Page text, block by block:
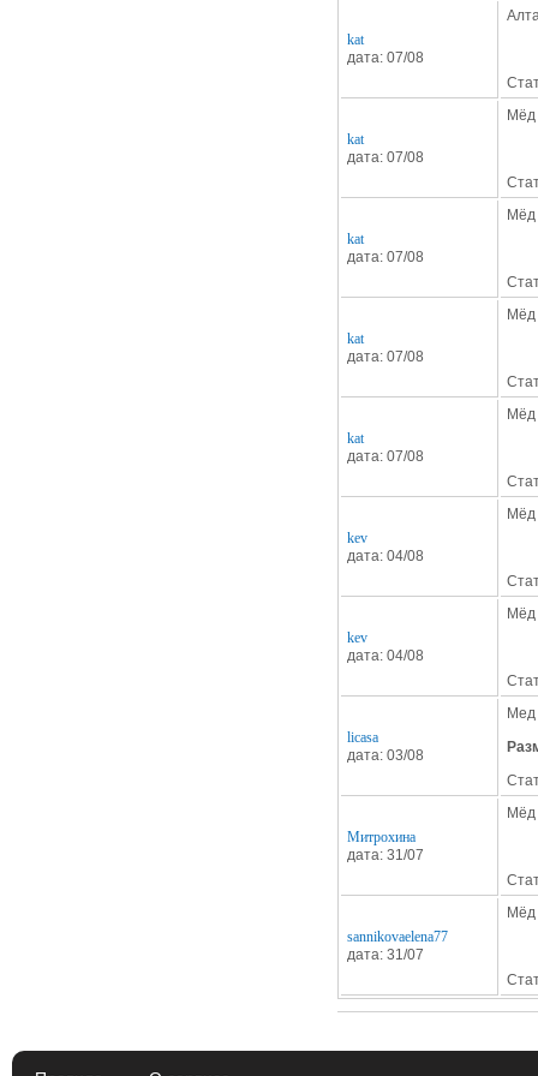
kat
дата: 07/08
kat
дата: 07/08
Мёд
kat
дата: 07/08
kat
дата: 07/08
Мёд
kat
дата: 07/08
Мёд
kev
дата: 04/08
Мёд
kev
дата: 04/08
Мёд
licasa
дата: 03/08
Мед
Митрохина
дата: 31/07
Мёд
sannikovaelena77
дата: 31/07
Мёд